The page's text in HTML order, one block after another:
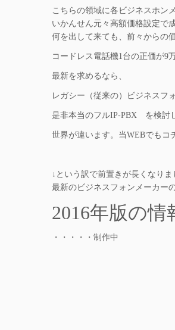
こちらの領域に各ビジネスホン
いかんせん元々高額価格設定で
何を出して来ても、前々からの
コードレス電話機1台の正価が9
最新を求めるなら、
レガシー（従来の）ビジネスフ
是非本当のフルIP-PBX を検討
世界が違います。当WEBでも
↓という訳で前置きが長くなりま
最新のビジネスフォンメーカー
2016年版の情
・・・・・制作中